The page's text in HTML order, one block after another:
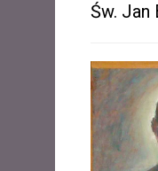
Św. Jan